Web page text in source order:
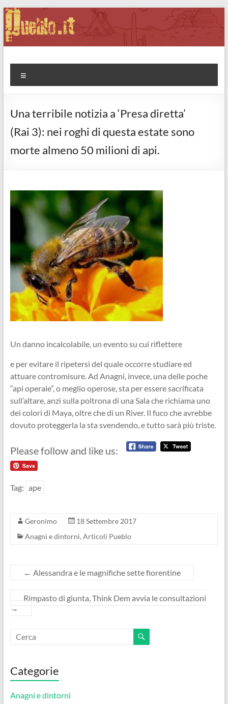
Salta
al
contenuto
Pueblo.it
Fabio Forte, ovvero: il richiamo della Foresta
Una terribile notizia a ‘Presa diretta’
(Rai 3): nei roghi di questa estate sono
morte almeno 50 milioni di api.
Un danno incalcolabile, un evento su cui riflettere
e per evitare il ripetersi del quale occorre studiare ed
attuare contromisure. Ad Anagni, invece, una delle poche
“api operaie”, o meglio operose, sta per essere sacrificata
sull’altare, anzi sulla poltrona di una Sala che richiama uno
dei colori di Maya, oltre che di un River. Il fuco che avrebbe
dovuto proteggerla la sta svendendo, e tutto sarà più triste.
Please follow and like us:
Tag: ape
Geronimo
18 Settembre 2017
Anagni e dintorni, Articoli Pueblo
← Alessandra e le magnifiche sette fiorentine
Rimpasto di giunta, Think Dem avvia le consultazioni
→
Categorie
Anagni e dintorni